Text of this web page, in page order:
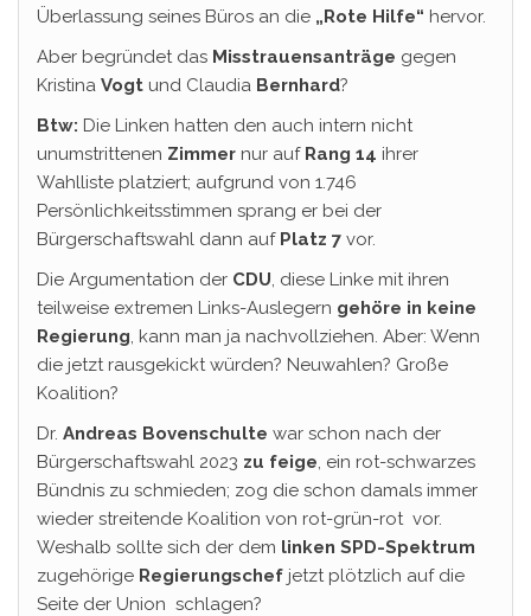
Überlassung seines Büros an die „Rote Hilfe“ hervor.
Aber begründet das Misstrauensanträge gegen
Kristina Vogt und Claudia Bernhard?
Btw: Die Linken hatten den auch intern nicht
unumstrittenen Zimmer nur auf Rang 14 ihrer
Wahlliste platziert; aufgrund von 1.746
Persönlichkeitsstimmen sprang er bei der
Bürgerschaftswahl dann auf Platz 7 vor.
Die Argumentation der CDU, diese Linke mit ihren
teilweise extremen Links-Auslegern gehöre in keine
Regierung, kann man ja nachvollziehen. Aber: Wenn
die jetzt rausgekickt würden? Neuwahlen? Große
Koalition?
Dr. Andreas Bovenschulte war schon nach der
Bürgerschaftswahl 2023 zu feige, ein rot-schwarzes
Bündnis zu schmieden; zog die schon damals immer
wieder streitende Koalition von rot-grün-rot vor.
Weshalb sollte sich der dem linken SPD-Spektrum
zugehörige Regierungschef jetzt plötzlich auf die
Seite der Union schlagen?